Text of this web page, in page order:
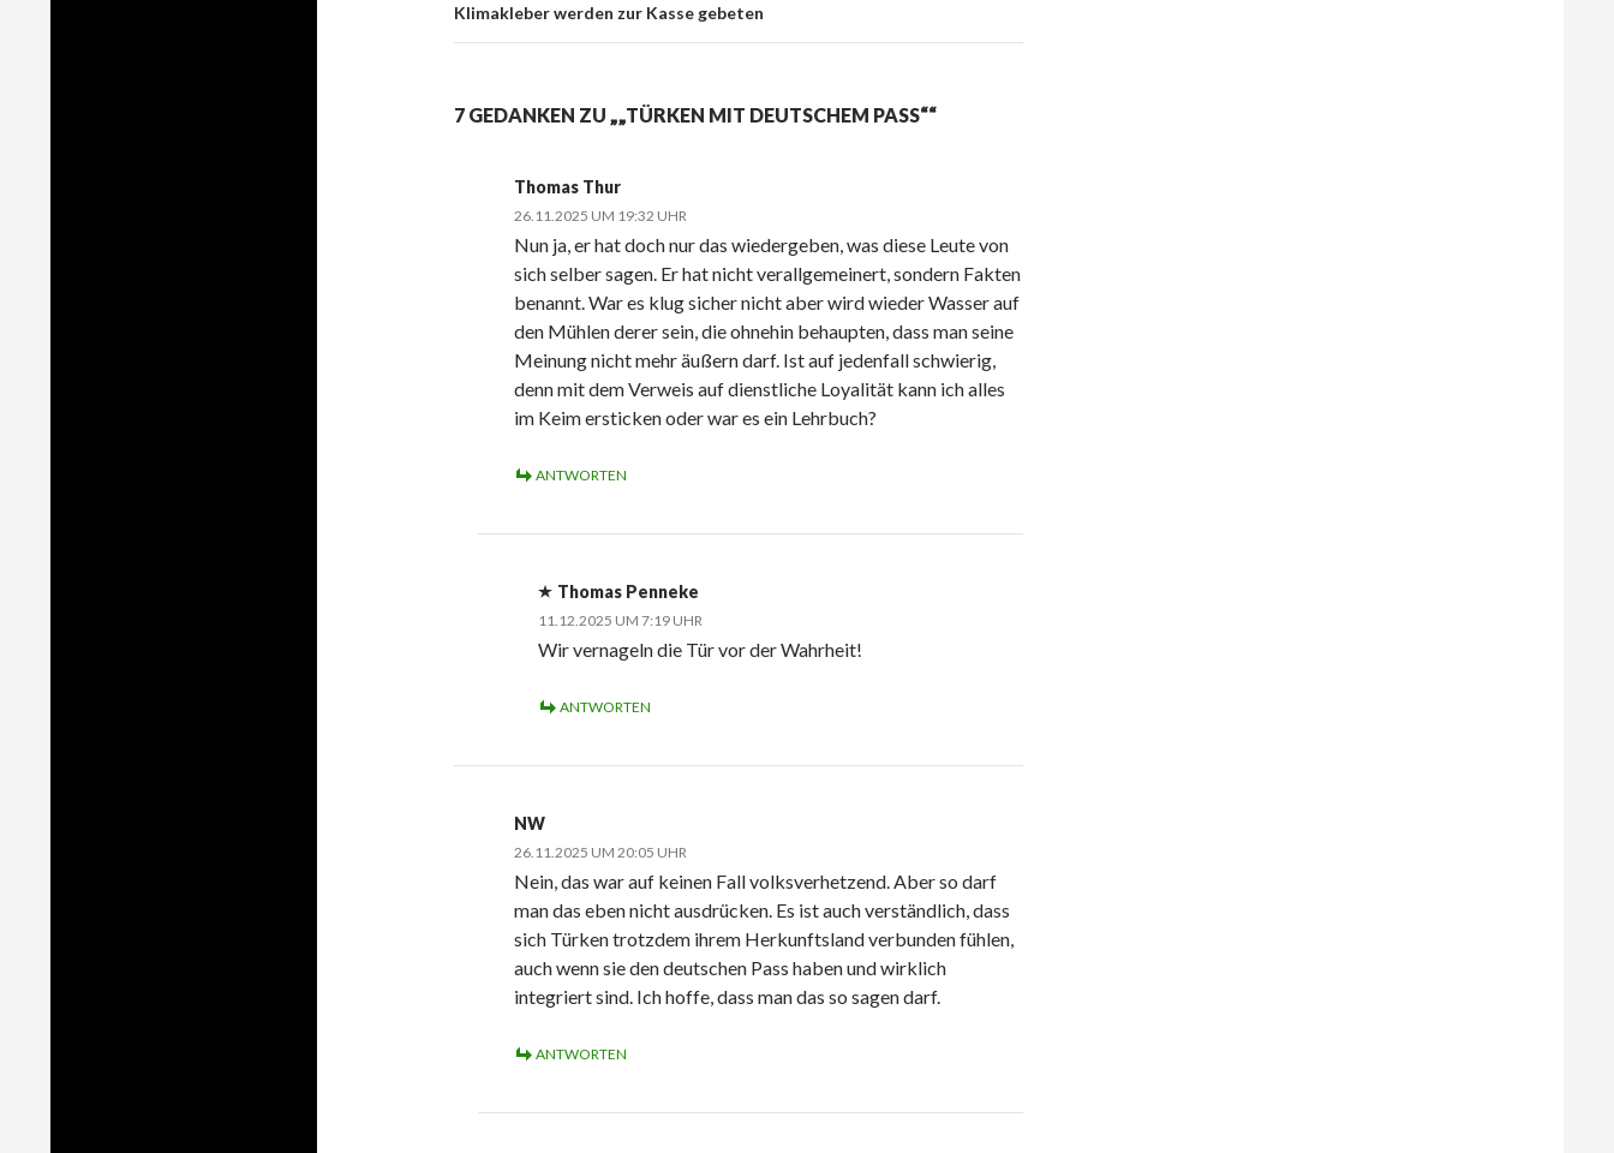
Klimakleber werden zur Kasse gebeten
7 GEDANKEN ZU „„TÜRKEN MIT DEUTSCHEM PASS““
Thomas Thur
26.11.2025 UM 19:32 UHR
Nun ja, er hat doch nur das wiedergeben, was diese Leute von
sich selber sagen. Er hat nicht verallgemeinert, sondern Fakten
benannt. War es klug sicher nicht aber wird wieder Wasser auf
den Mühlen derer sein, die ohnehin behaupten, dass man seine
Meinung nicht mehr äußern darf. Ist auf jedenfall schwierig,
denn mit dem Verweis auf dienstliche Loyalität kann ich alles
im Keim ersticken oder war es ein Lehrbuch?
ANTWORTEN
Thomas Penneke
11.12.2025 UM 7:19 UHR
Wir vernageln die Tür vor der Wahrheit!
ANTWORTEN
NW
26.11.2025 UM 20:05 UHR
Nein, das war auf keinen Fall volksverhetzend. Aber so darf
man das eben nicht ausdrücken. Es ist auch verständlich, dass
sich Türken trotzdem ihrem Herkunftsland verbunden fühlen,
auch wenn sie den deutschen Pass haben und wirklich
integriert sind. Ich hoffe, dass man das so sagen darf.
ANTWORTEN